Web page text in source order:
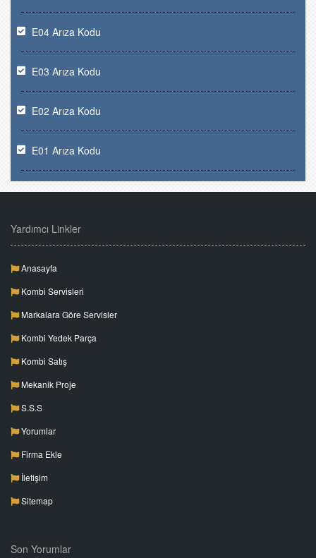
E04 Arıza Kodu
E03 Arıza Kodu
E02 Arıza Kodu
E01 Arıza Kodu
Yardımcı Linkler
Anasayfa
Kombi Servisleri
Markalara Göre Servisler
Kombi Yedek Parça
Kombi Satış
Mekanik Proje
S.S.S
Yorumlar
Firma Ekle
İletişim
Sitemap
Son Yorumlar